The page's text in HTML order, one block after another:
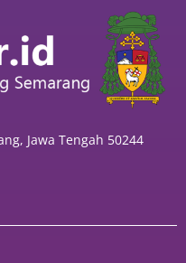
Jawa Tengah 50244